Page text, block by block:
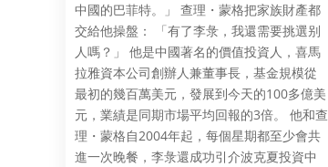
中國的巴菲特。」 查理・蒙格把家族財產都
交給他操盤： 「有了李彔，我還需要挑選别
人嗎？」 他是中國著名的價值投資人，喜馬
拉雅資本公司創辦人兼董事長，基金規模從
最初的幾百萬美元，發展到今天的100多億美
元，業績是同期市場平均回報的3倍。 他和查
理・蒙格自2004年起，每個星期都至少會共
進一次晚餐，李彔還成功引介波克夏投資中